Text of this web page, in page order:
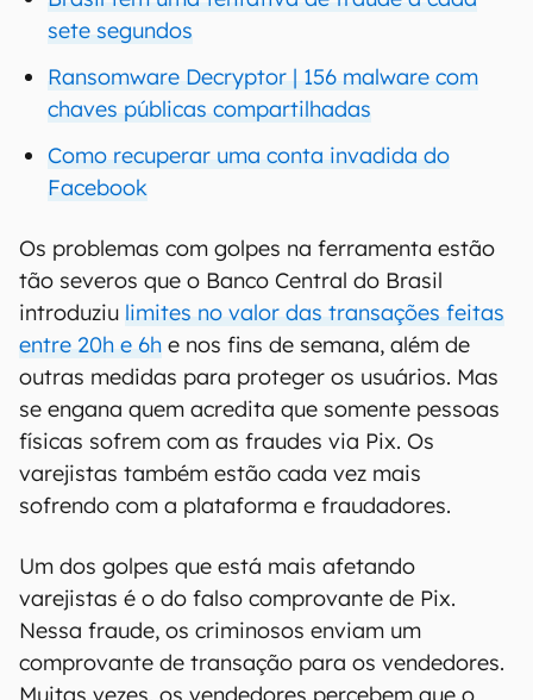
sete segundos
Ransomware Decryptor | 156 malware com
chaves públicas compartilhadas
Como recuperar uma conta invadida do
Facebook
Os problemas com golpes na ferramenta estão
tão severos que o Banco Central do Brasil
introduziu limites no valor das transações feitas
entre 20h e 6h e nos fins de semana, além de
outras medidas para proteger os usuários. Mas
se engana quem acredita que somente pessoas
físicas sofrem com as fraudes via Pix. Os
varejistas também estão cada vez mais
sofrendo com a plataforma e fraudadores.
Um dos golpes que está mais afetando
varejistas é o do falso comprovante de Pix.
Nessa fraude, os criminosos enviam um
comprovante de transação para os vendedores.